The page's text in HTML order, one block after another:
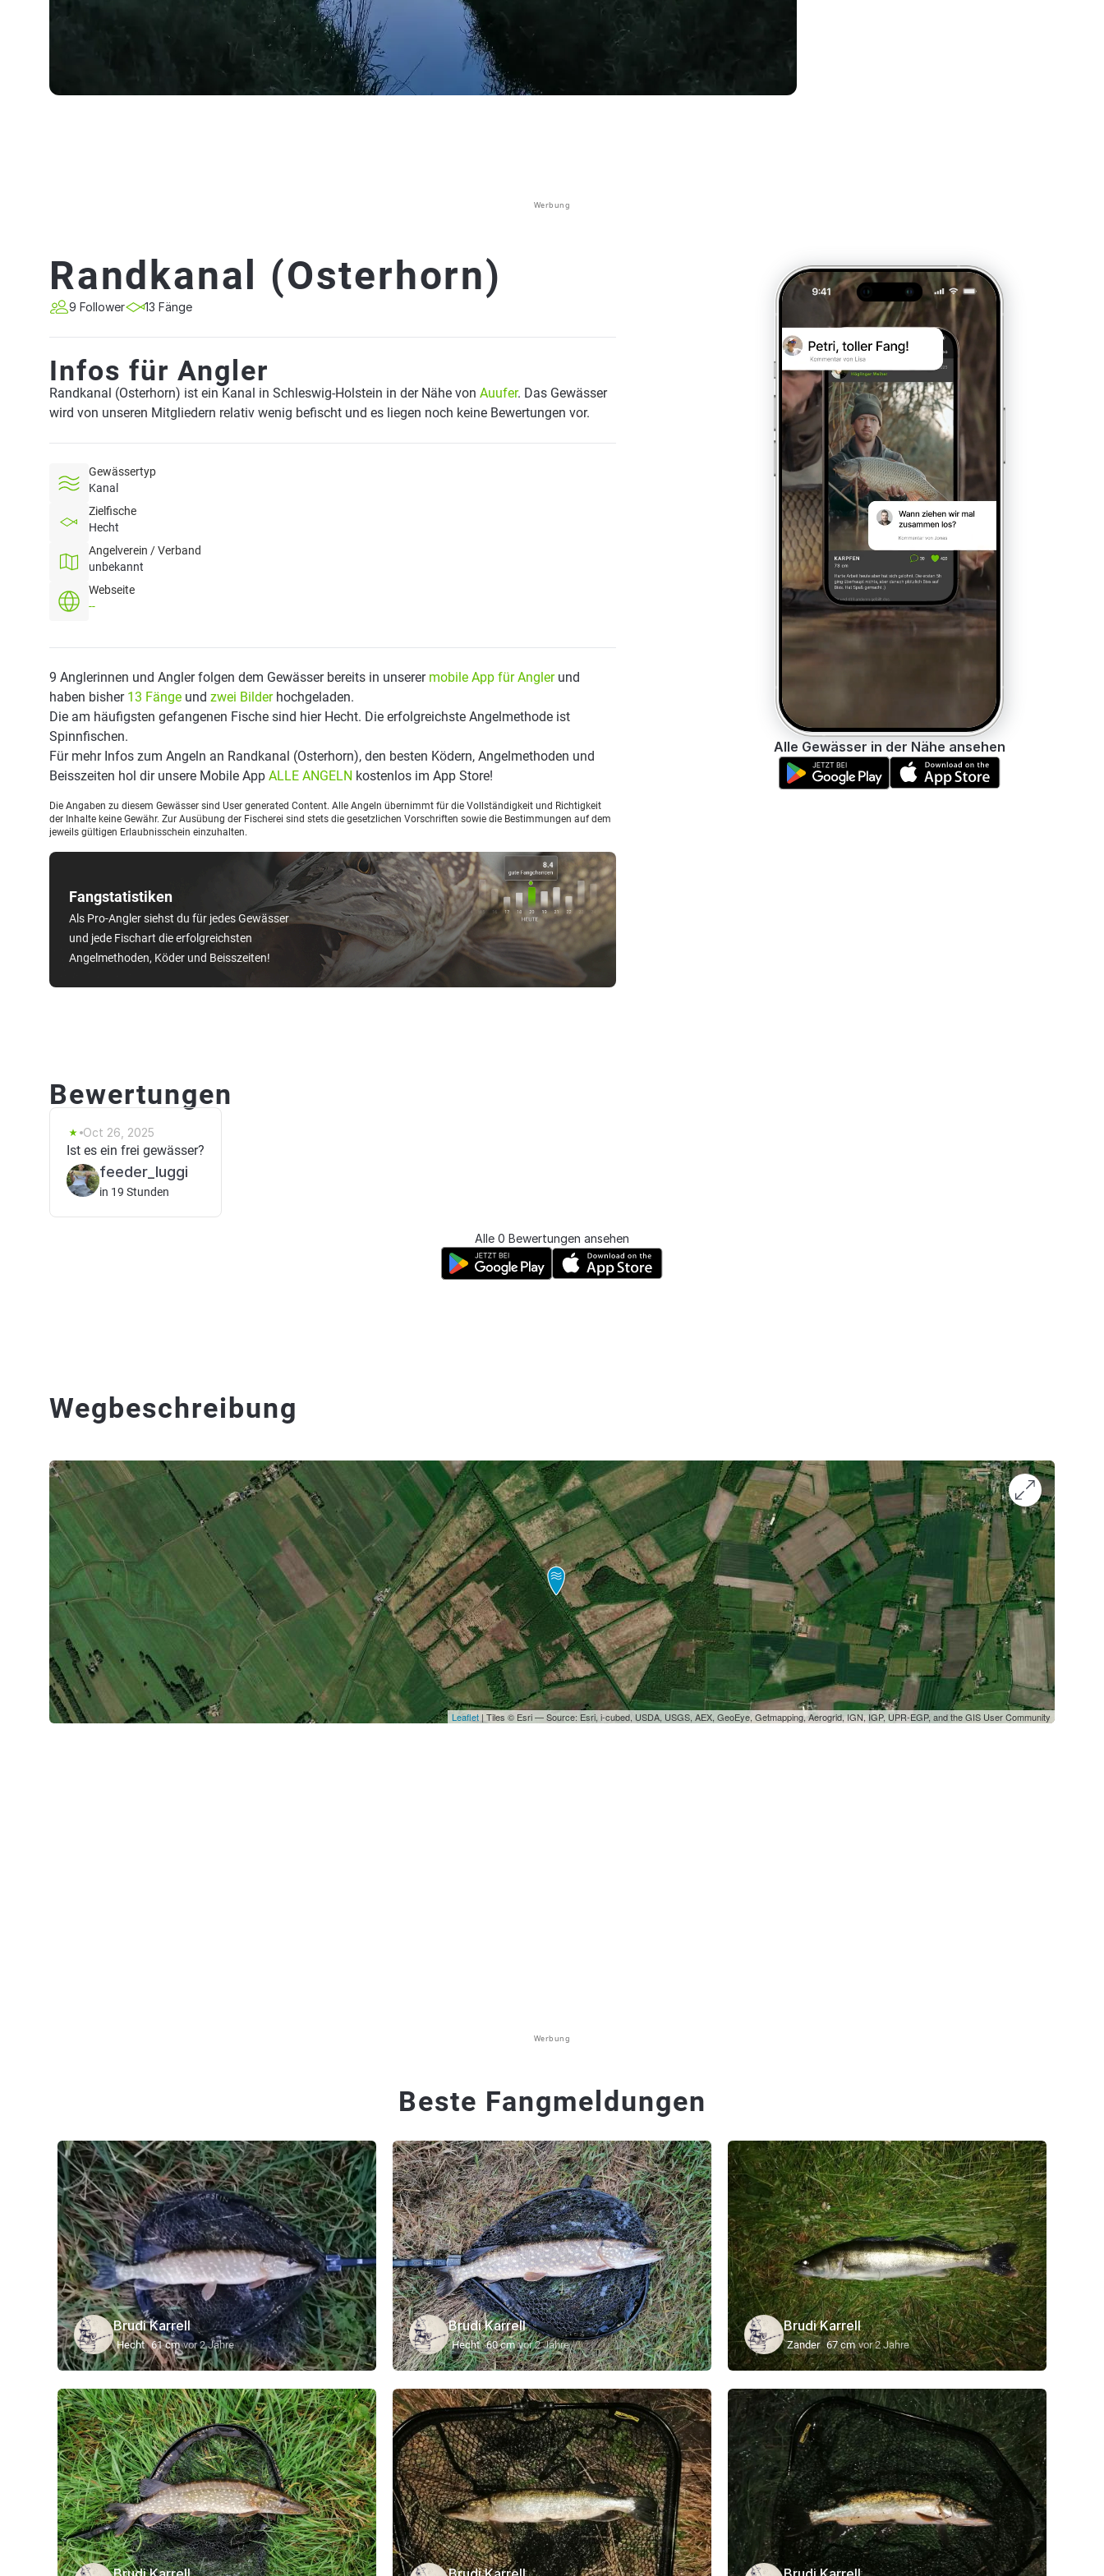
Werbung
Randkanal (Osterhorn)
9 Follower 13 Fänge
Infos für Angler
Randkanal (Osterhorn) ist ein Kanal in Schleswig-Holstein in der Nähe von Auufer. Das Gewässer
wird von unseren Mitgliedern relativ wenig befischt und es liegen noch keine Bewertungen vor.
Gewässertyp
Kanal
Zielfische
Hecht
Angelverein / Verband
unbekannt
Webseite
--
Fangstatistiken
Als Pro-Angler siehst du für jedes Gewässer
und jede Fischart die erfolgreichsten
Angelmethoden, Köder und Beisszeiten!
9 Anglerinnen und Angler folgen dem Gewässer bereits in unserer mobile App für Anglerund
haben bisher 13 Fänge und zwei Bilderhochgeladen.
Die am häufigsten gefangenen Fische sind hier Hecht. Die erfolgreichste Angelmethode ist
Spinnfischen.
Für mehr Infos zum Angeln an Randkanal (Osterhorn), den besten Ködern, Angelmethoden und
Beisszeiten hol dir unsere Mobile App ALLE ANGELN kostenlos im App Store!
Die Angaben zu diesem Gewässer sind User generated Content. Alle Angeln übernimmt für die Vollständigkeit und Richtigkeit
der Inhalte keine Gewähr. Zur Ausübung der Fischerei sind stets die gesetzlichen Vorschriften sowie die Bestimmungen auf dem
jeweils gültigen Erlaubnisschein einzuhalten.
Alle Gewässer in der Nähe ansehen
Bewertungen
Oct 26, 2025
Ist es ein frei gewässer?
feeder_luggi
in 19 Stunden
Alle 0 Bewertungen ansehen
Wegbeschreibung
Leaflet | Tiles © Esri — Source: Esri, i-cubed, USDA, USGS, AEX, GeoEye, Getmapping, Aerogrid, IGN, IGP, UPR-EGP, and the GIS User Community
Werbung
Beste Fangmeldungen
Brudi Karrell
Hecht 61 cm vor 2 Jahre
Brudi Karrell
Hecht 60 cm vor 2 Jahre
Brudi Karrell
Zander 67 cm vor 2 Jahre